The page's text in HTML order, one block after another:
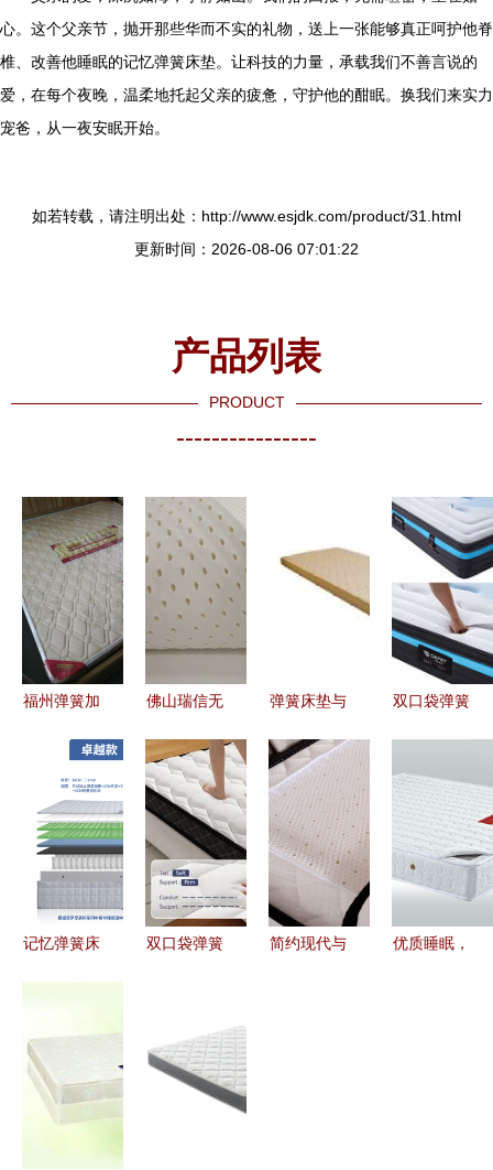
心。这个父亲节，抛开那些华而不实的礼物，送上一张能够真正呵护他脊
椎、改善他睡眠的记忆弹簧床垫。让科技的力量，承载我们不善言说的
爱，在每个夜晚，温柔地托起父亲的疲惫，守护他的酣眠。换我们来实力
宠爸，从一夜安眠开始。
如若转载，请注明出处：http://www.esjdk.com/product/31.html
更新时间：2026-08-06 07:01:22
产品列表
PRODUCT
----------------
福州弹簧加
经济与质量
双赢之选
佛山瑞信无
弹簧床垫的
核心伙伴与
产业链接桥
弹簧床垫与
垫 舒适与
支撑的完美
融合
双口袋弹簧
结合 睡眠
品质的革命
记忆弹簧床
计与优劣分
双口袋弹簧
创新睡眠科
技的卓越之
简约现代与
优质睡眠，